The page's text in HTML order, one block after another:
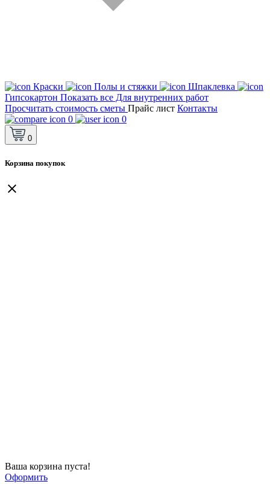
Краски Полы и стяжки
Шпаклевка
Гипсокартон Показать все Для внутренних работ
Просчитать стоимость сметы Прайс лист Контакты
0
0
0
Корзина покупок
Ваша корзина пуста!
Оформить